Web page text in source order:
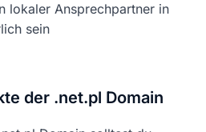
lokaler Ansprechpartner in
sein
der .net.pl Domain